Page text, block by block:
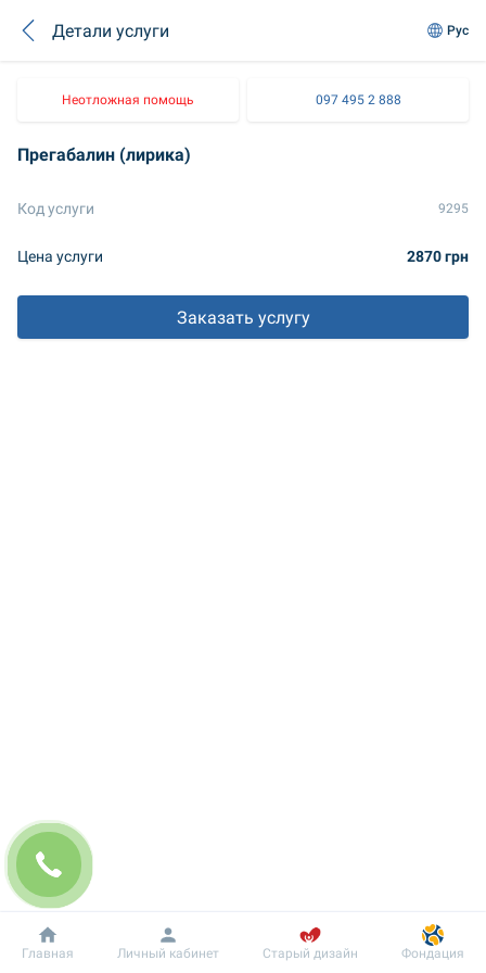
Детали услуги Рус
Неотложная помощь 097 495 2 888
Прегабалин (лирика)
Код услуги 9295
Цена услуги 2870 грн
Заказать услугу
Добробут Информация Пациенту
Главная Личный кабинет Старый дизайн Фондация